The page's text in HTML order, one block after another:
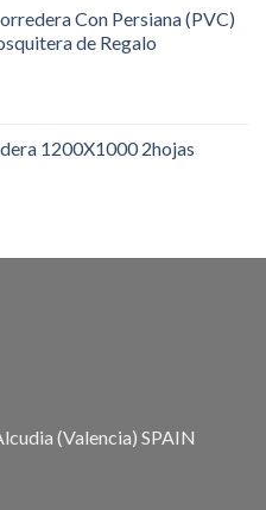
Con Persiana (PVC)
de Regalo
1200X1000 2hojas
(Valencia) SPAIN